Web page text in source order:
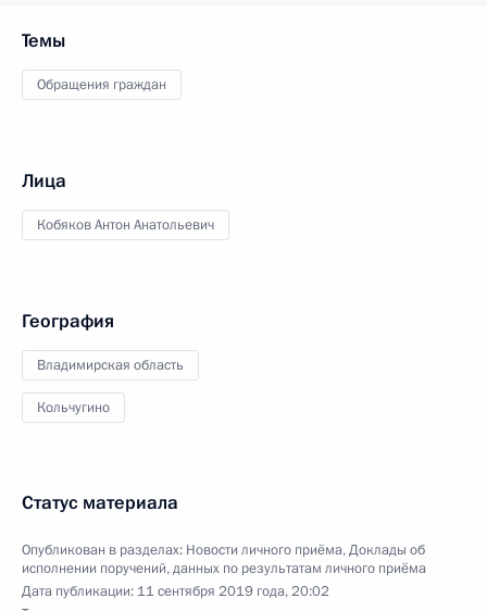
Темы
Обращения граждан
Лица
Кобяков Антон Анатольевич
География
Владимирская область
Кольчугино
Статус материала
Опубликован в разделах: Новости личного приёма,Доклады об
исполнении поручений, данных по результатам личного приёма
Дата публикации: 11 сентября 2019 года, 20:02